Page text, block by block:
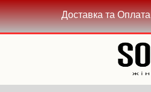
Доставка та Оплата